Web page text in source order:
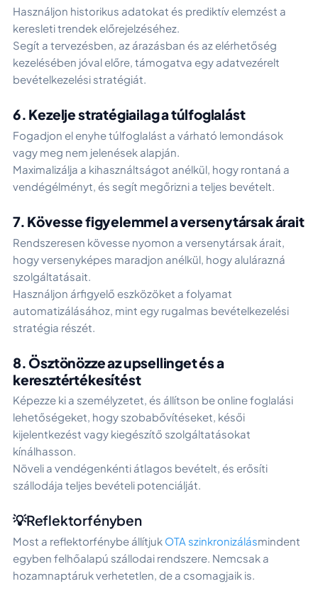
Használjon historikus adatokat és prediktív elemzést a
keresleti trendek előrejelzéséhez.
Segít a tervezésben, az árazásban és az elérhetőség
kezelésében jóval előre, támogatva egy adatvezérelt
bevételkezelési stratégiát.
6. Kezelje stratégiailag a túlfoglalást
Fogadjon el enyhe túlfoglalást a várható lemondások
vagy meg nem jelenések alapján.
Maximalizálja a kihasználtságot anélkül, hogy rontaná a
vendégélményt, és segít megőrizni a teljes bevételt.
7. Kövesse figyelemmel a versenytársak árait
Rendszeresen kövesse nyomon a versenytársak árait,
hogy versenyképes maradjon anélkül, hogy alulárazná
szolgáltatásait.
Használjon árfigyelő eszközöket a folyamat
automatizálásához, mint egy rugalmas bevételkezelési
stratégia részét.
8. Ösztönözze az upsellinget és a
keresztértékesítést
Képezze ki a személyzetet, és állítson be online foglalási
lehetőségeket, hogy szobabővítéseket, késői
kijelentkezést vagy kiegészítő szolgáltatásokat
kínálhasson.
Növeli a vendégenkénti átlagos bevételt, és erősíti
szállodája teljes bevételi potenciálját.
💡Reflektorfényben
Most a reflektorfénybe állítjuk OTA szinkronizálásmindent
egyben felhőalapú szállodai rendszere. Nemcsak a
hozamnaptáruk verhetetlen, de a csomagjaik is.